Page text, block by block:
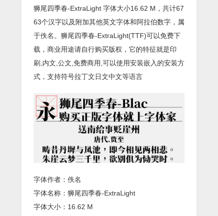
狮尾四季春-ExtraLight 字体大小16.62 M，共计67
63个汉字以及附加其他英文字体和阿拉伯数字，属
于佚名。狮尾四季春-ExtraLight(TTF)可以免费下
载，商业用途请自行购买版权，它的特征就是印
刷,内文,公文,免费商用,可以使用安装嵌入的安装方
式，支持符号拉丁文日文中文等语言
字体作者：佚名
字体名称：狮尾四季春-ExtraLight
字体大小：16.62 M